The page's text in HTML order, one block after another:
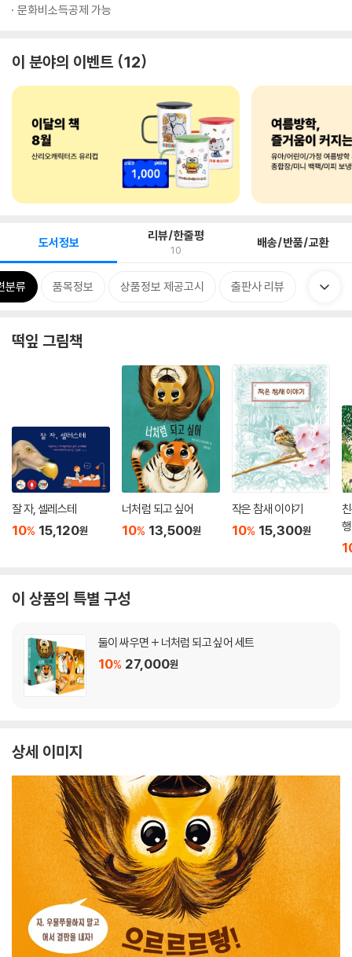
문화비소득공제 가능
이 분야의 이벤트 12
도서정보 리뷰/한줄평
10 배송/반품/교환
분류 품목정보 상품정보 제공고시 출판사 리뷰
떡잎 그림책
잘 자, 셀레스테
10% 15,120원
너처럼 되고 싶어
10% 13,500원
작은 참새 이야기
10% 15,300원
행
이 상품의 특별 구성
둘이 싸우면 + 너처럼 되고 싶어 세트
10% 27,000원
상세 이미지